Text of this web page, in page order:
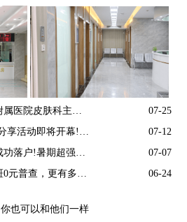
特邀原清华大学第一附属医院皮肤科主任28-29日来院会诊 07-25
预约从速!远大白转黑分享活动即将开幕!特邀北京专家来院坐诊! 07-12
恭贺伍德镜检查系统成功落户!暑期超强福利点击领取! 07-07
【世界白癜风日】白斑0元普查，更有多重福利千万别错过! 06-24
你也可以和他们一样